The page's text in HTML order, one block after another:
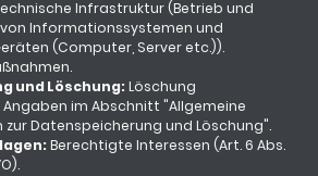
Infrastruktur (Betrieb und
Informationssystemen und
(Computer, Server etc.)).
und Löschung: Löschung
im Abschnitt "Allgemeine
Datenspeicherung und Löschung".
Berechtigte Interessen (Art. 6 Abs.